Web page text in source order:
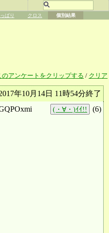
ぱり クロス 個別結果
のアンケートをクリップする / クリア
年10月14日 11時54分終了
(・∀・)ｲｲ!! (6)